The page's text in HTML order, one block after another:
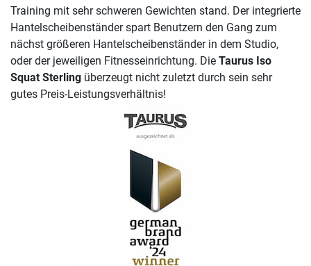
Training mit sehr schweren Gewichten stand. Der integrierte
Hantelscheibenständer spart Benutzern den Gang zum
nächst größeren Hantelscheibenständer in dem Studio,
oder der jeweiligen Fitnesseinrichtung. Die Taurus Iso
Squat Sterling überzeugt nicht zuletzt durch sein sehr
gutes Preis-Leistungsverhältnis!